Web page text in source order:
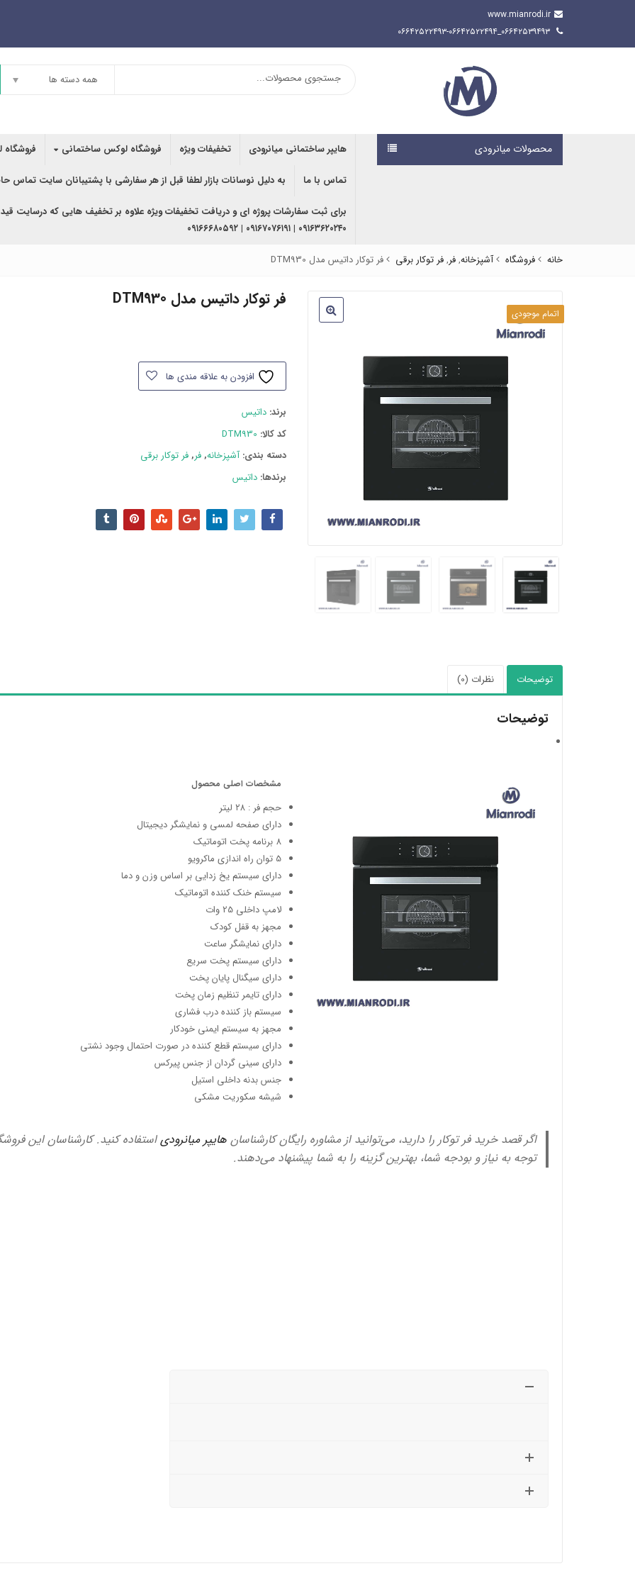
www.mianrodi.ir
همه دسته ها
محصولات میانرودی هایپر ساختمانی میانرودی تخفیفات ویژه فروشگاه لوکس ساختمانی فروشگاه
تماس با ما به دلیل نوسانات بازار لطفا قبل از هر سفارشی با پشتیبانان سایت تماس
برای ثبت سفارشات پروژه ای و دریافت تخفیفات ویژه علاوه بر تخفیف هایی که درسایت
۰۹۱۶۳۶۲۰۲۴۰ | ۰۹۱۶۷۰۷۶۱۹۱ | ۰۹۱۶۶۶۸۰۵۹۲
خانه فروشگاه آشپزخانه,فر,فر توکار برقی فر توکار داتیس مدل DTM930
اتمام موجودی
فر توکار داتیس مدل DTM930
افزودن به علاقه مندی ها
برند: داتیس
کد کالا: DTM930
دسته بند‌ی:آشپزخانه,فر,فر توکار برقی
برندها: داتیس
توضیحات نظرات (0)
توضیحات
مشخصات اصلی محصول
حجم فر : ۲۸ لیتر
دارای صفحه لمسی و نمایشگر دیجیتال
8 برنامه پخت اتوماتیک
5 توان راه اندازی ماکرویو
دارای سیستم یخ زدایی بر اساس وزن و دما
سیستم خنک کننده اتوماتیک
لامپ داخلی 25 وات
مجهز به قفل کودک
دارای نمایشگر ساعت
دارای سیستم پخت سریع
دارای سیگنال پایان پخت
دارای تایمر تنظیم زمان پخت
سیستم باز کننده درب فشاری
مجهز به سیستم ایمنی خودکار
دارای سیستم قطع کننده در صورت احتمال وجود نشتی
دارای سینی گردان از جنس پیرکس
جنس بدنه داخلی استیل
شیشه سکوریت مشکی
اگر قصد خرید فر توکار را دارید، می‌توانید از مشاوره رایگان کارشناسان هایپر میانرودیاستفاده کنید. کارشناسان این
توجه به نیاز و بودجه شما، بهترین گزینه را به شما پیشنهاد می‌دهند.